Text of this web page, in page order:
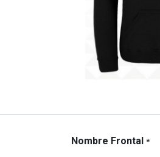
Nombre Frontal *